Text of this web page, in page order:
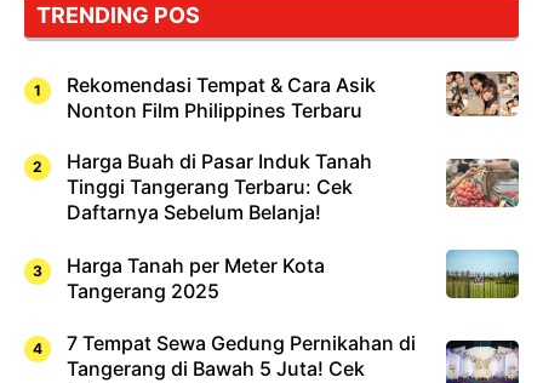
TRENDING POS
Rekomendasi Tempat & Cara Asik
Nonton Film Philippines Terbaru
Harga Buah di Pasar Induk Tanah
Tinggi Tangerang Terbaru: Cek
Daftarnya Sebelum Belanja!
Harga Tanah per Meter Kota
Tangerang 2025
7 Tempat Sewa Gedung Pernikahan di
Tangerang di Bawah 5 Juta! Cek